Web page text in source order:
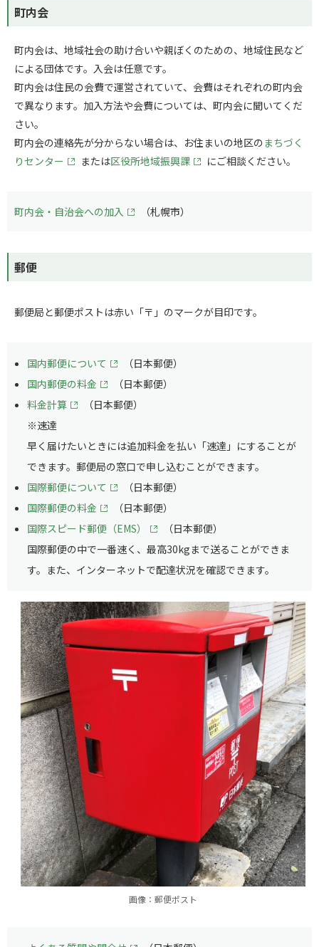
町内会
町内会は、地域社会の助け合いや親ぼくのための、地域住民など
による団体です。入会は任意です。
町内会は住民の会費で運営されていて、会費はそれぞれの町内会
で異なります。加入方法や会費については、町内会に聞いてくだ
さい。
町内会の連絡先が分からない場合は、お住まいの地区のまちづく
りセンター
または区役所地域振興課 にご相談ください。
町内会・自治会への加入 （札幌市）
郵便
郵便局と郵便ポストは赤い「〒」のマークが目印です。
国内郵便について
（日本郵便）
国内郵便の料金
（日本郵便）
料金計算
（日本郵便）
※速達
早く届けたいときには追加料金を払い「速達」にすることが
できます。郵便局の窓口で申し込むことができます。
国際郵便について
（日本郵便）
国際郵便の料金
（日本郵便）
国際スピード郵便（EMS）
（日本郵便）
国際郵便の中で一番速く、最高30kgまで送ることができま
す。また、インターネットで配達状況を確認できます。
画像：郵便ポスト